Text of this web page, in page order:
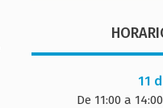
11
De 11:00 a